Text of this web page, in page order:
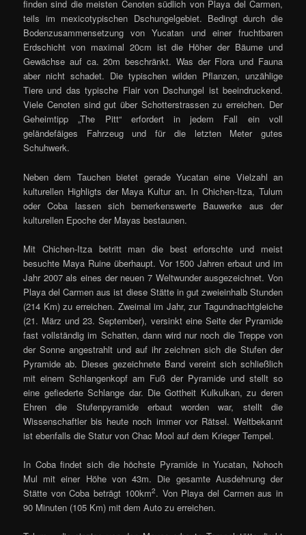
finden sind die meisten Cenoten südlich von Playa del Carmen,
teils im mexicotypischen Dschungelgebiet. Bedingt durch die
Bodenzusammensetzung von Yucatan und einer fruchtbaren
Erdschicht von maximal 20cm ist die Höher der Bäume und
Gewächse auf ca. 20m beschränkt. Was der Flora und Fauna
aber nicht schadet. Die typischen wilden Pflanzen, unzählige
Tiere und das typische Flair von Dschungel ist beeindruckend.
Viele Cenoten sind gut über Schotterstrassen zu erreichen. Der
Geheimtipp „The Pitt“ erfordert in jedem Fall ein voll
geländefäiges Fahrzeug und für die letzten Meter gutes
Schuhwerk.
Neben dem Tauchen bietet gerade Yucatan eine Vielzahl an
kulturellen Highligts der Maya Kultur an. In Chichen-Itza, Tulum
oder Coba lassen sich bemerkenswerte Bauwerke aus der
kulturellen Epoche der Mayas bestaunen.
Mit Chichen-Itza betritt man die best erforschte und meist
besuchte Maya Ruine überhaupt. Vor 1500 Jahren erbaut und im
Jahr 2007 als eines der neuen 7 Weltwunder ausgezeichnet. Von
Playa del Carmen aus ist diese Stätte in gut zweieinhalb Stunden
(214 Km) zu erreichen. Zweimal im Jahr, zur Tagundnachtgleiche
(21. März und 23. September), versinkt eine Seite der Pyramide
fast vollständig im Schatten, dann wird nur noch die Treppe von
der Sonne angestrahlt und auf ihr zeichnen sich die Stufen der
Pyramide ab. Dieses gezeichnete Band vereint sich schließlich
mit einem Schlangenkopf am Fuß der Pyramide und stellt so
eine gefiederte Schlange dar. Die Gottheit Kulkulkan, zu deren
Ehren die Stufenpyramide erbaut worden war, stellt die
Wissenschaftler bis heute noch immer vor Rätsel. Weltbekannt
ist ebenfalls die Statur von Chac Mool auf dem Krieger Tempel.
In Coba findet sich die höchste Pyramide in Yucatan, Nohoch
Mul mit einer Höhe von 43m. Die gesamte Ausdehnung der
Stätte von Coba beträgt 100km2. Von Playa del Carmen aus in
90 Minuten (105 Km) mit dem Auto zu erreichen.